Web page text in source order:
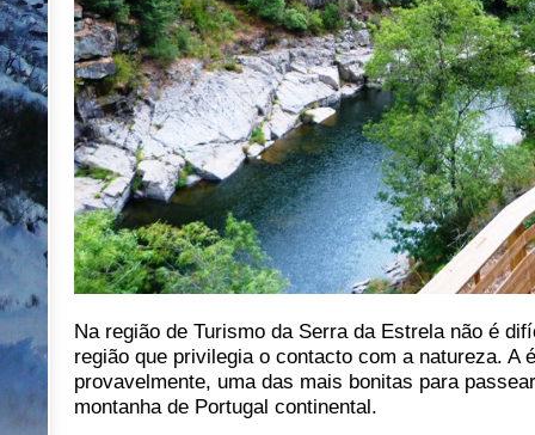
Na região de Turismo da Serra da Estrela não é
região que privilegia o contacto com a natureza. A
provavelmente, uma das mais bonitas para
montanha de Portugal continental.